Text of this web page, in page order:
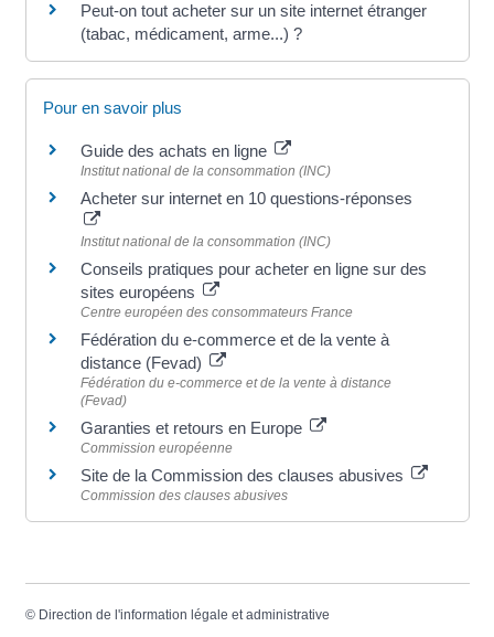
Peut-on tout acheter sur un site internet étranger
(tabac, médicament, arme...) ?
Pour en savoir plus
Guide des achats en ligne
Institut national de la consommation (INC)
Acheter sur internet en 10 questions-réponses
Institut national de la consommation (INC)
Conseils pratiques pour acheter en ligne sur des
sites européens
Centre européen des consommateurs France
Fédération du e-commerce et de la vente à
distance (Fevad)
Fédération du e-commerce et de la vente à distance
(Fevad)
Garanties et retours en Europe
Commission européenne
Site de la Commission des clauses abusives
Commission des clauses abusives
© Direction de l'information légale et administrative